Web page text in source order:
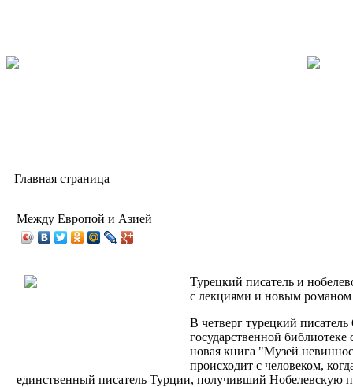
Главная страница
Между Европой и Азией
Турецкий писатель и
с лекциями и новым романом
В четверг турецкий
государственной
новая книга "Музей
происходит с человеком,
единственный писатель Турции, получивший Нобелевскую